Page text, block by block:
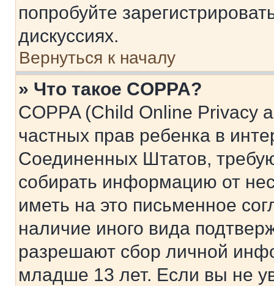
попробуйте
дискуссиях.
Вернуться к началу
» Что такое COPPA?
COPPA (Child Online Privacy
частных прав ребенка в
Соединенных Штатов,
собирать информацию от
иметь на это письменное
наличие иного вида
разрешают сбор личной
младше 13 лет. Если вы не